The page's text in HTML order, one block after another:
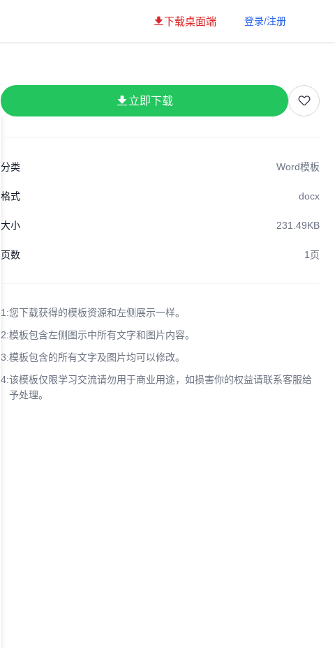
下载桌面端 登录/注册
立即下载
分类 Word模板
格式 docx
大小 231.49KB
页数 1页
1:您下载获得的模板资源和左侧展示一样。
2:模板包含左侧图示中所有文字和图片内容。
3:模板包含的所有文字及图片均可以修改。
4:该模板仅限学习交流请勿用于商业用途，如损害你的权益请联系客服给
予处理。